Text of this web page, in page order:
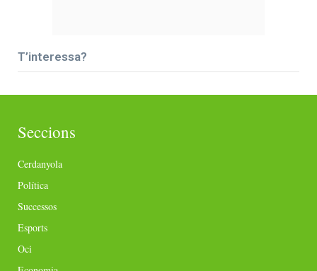
T’interessa?
Seccions
Cerdanyola
Política
Successos
Esports
Oci